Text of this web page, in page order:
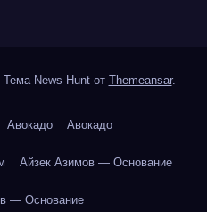
Тема News Hunt от Themeansar.
Авокадо Авокадо
Айзек Азимов — Основание
— Основание